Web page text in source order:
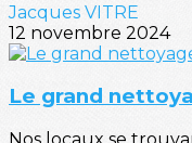
Jacques VITRE
12 novembre 2024
Le grand